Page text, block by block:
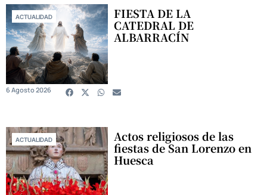
ACTUALIDAD FIESTA DE LA
CATEDRAL DE
ALBARRACÍN
6 Agosto 2026
ACTUALIDAD Actos religiosos de las
fiestas de San Lorenzo en
Huesca